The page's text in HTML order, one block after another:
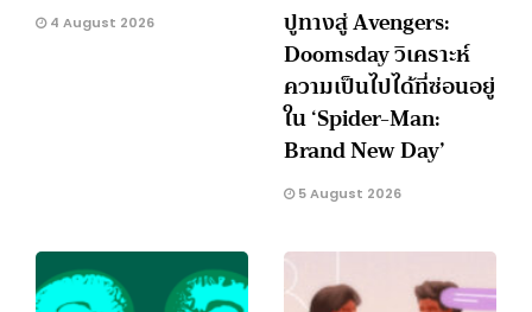
4 August 2026
ปูทางสู่ Avengers:
Doomsday วิเคราะห์
ความเป็นไปได้ที่ซ่อนอยู่
ใน ‘Spider-Man:
Brand New Day’
5 August 2026